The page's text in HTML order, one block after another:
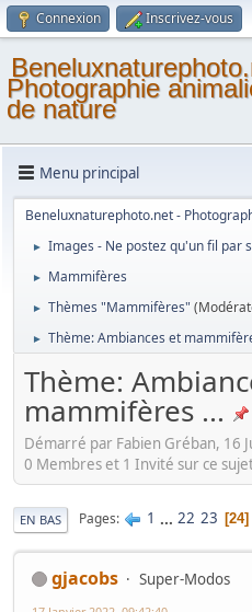
Connexion Inscrivez-vous
Photographie
de nature
Menu principal
Beneluxnaturephoto.net -
► Images - Ne postez qu'un fil par
► Mammifères
► Thèmes "Mammifères"
► Thème: Ambiances et
Thème:
mammifères ...
Démarré par Fabien Gréban, 16
0 Membres et 1 Invité sur ce
EN BAS Pages 1 ... 22 23 24
gjacobs
Super-Modos